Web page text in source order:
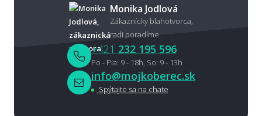
Monika Jodlová
Zákaznícky blahotvorca,
radi poradíme
+421 232 195 596
Po - Pia: 9 - 18h, So: 9 - 13h
info@mojkoberec.sk
Spýtajte sa na chate